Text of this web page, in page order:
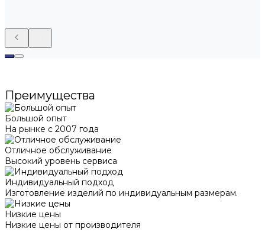
Преимущества
Большой опыт
На рынке с 2007 года
Отличное обслуживание
Высокий уровень сервиса
Индивидуальный подход
Изготовление изделий по индивидуальным размерам.
Низкие цены
Низкие цены от производителя